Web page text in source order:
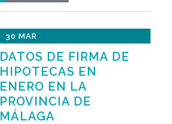
30 MAR
DATOS DE FIRMA DE
HIPOTECAS EN
ENERO EN LA
PROVINCIA DE
MÁLAGA